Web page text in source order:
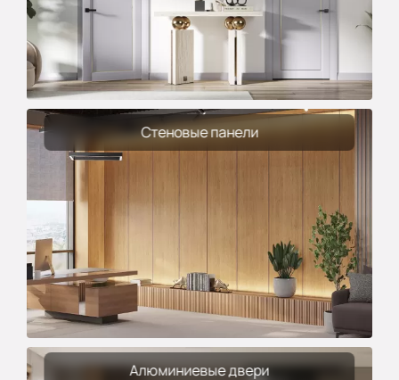
Стеновые панели
Алюминиевые двери